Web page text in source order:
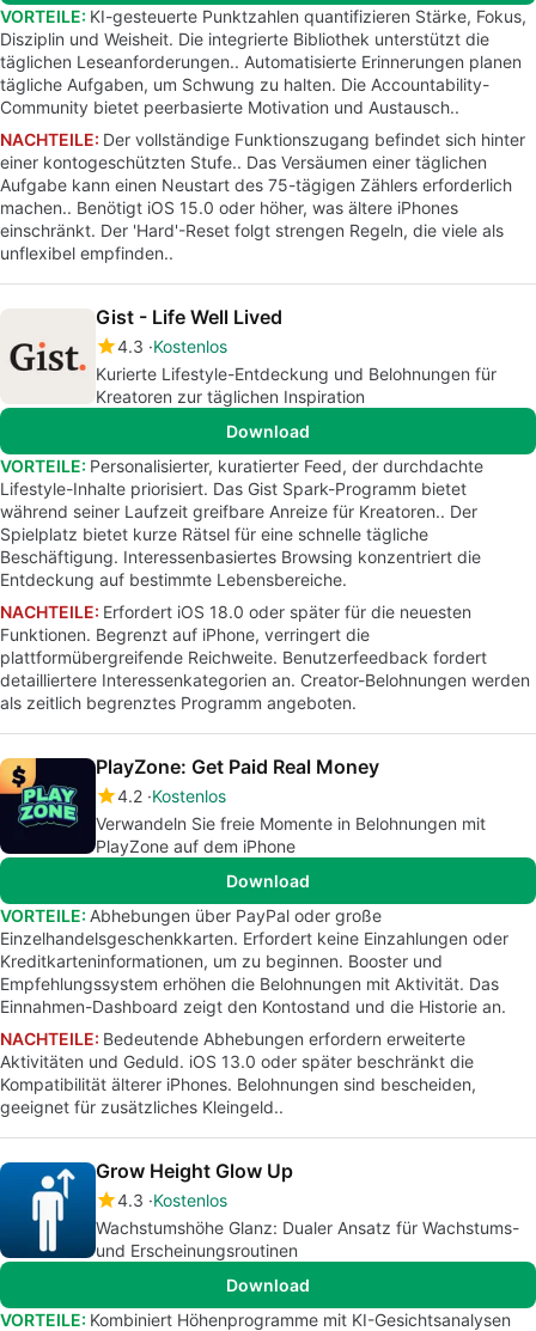
VORTEILE: KI-gesteuerte Punktzahlen quantifizieren Stärke, Fokus,
Disziplin und Weisheit. Die integrierte Bibliothek unterstützt die
täglichen Leseanforderungen.. Automatisierte Erinnerungen planen
tägliche Aufgaben, um Schwung zu halten. Die Accountability-
Community bietet peerbasierte Motivation und Austausch..
NACHTEILE: Der vollständige Funktionszugang befindet sich hinter
einer kontogeschützten Stufe.. Das Versäumen einer täglichen
Aufgabe kann einen Neustart des 75-tägigen Zählers erforderlich
machen.. Benötigt iOS 15.0 oder höher, was ältere iPhones
einschränkt. Der 'Hard'-Reset folgt strengen Regeln, die viele als
unflexibel empfinden..
Gist - Life Well Lived
4.3 Kostenlos
Kurierte Lifestyle-Entdeckung und Belohnungen für
Kreatoren zur täglichen Inspiration
Download
VORTEILE: Personalisierter, kuratierter Feed, der durchdachte
Lifestyle-Inhalte priorisiert. Das Gist Spark-Programm bietet
während seiner Laufzeit greifbare Anreize für Kreatoren.. Der
Spielplatz bietet kurze Rätsel für eine schnelle tägliche
Beschäftigung. Interessenbasiertes Browsing konzentriert die
Entdeckung auf bestimmte Lebensbereiche.
NACHTEILE: Erfordert iOS 18.0 oder später für die neuesten
Funktionen. Begrenzt auf iPhone, verringert die
plattformübergreifende Reichweite. Benutzerfeedback fordert
detailliertere Interessenkategorien an. Creator-Belohnungen werden
als zeitlich begrenztes Programm angeboten.
PlayZone: Get Paid Real Money
4.2 Kostenlos
Verwandeln Sie freie Momente in Belohnungen mit
PlayZone auf dem iPhone
Download
VORTEILE: Abhebungen über PayPal oder große
Einzelhandelsgeschenkkarten. Erfordert keine Einzahlungen oder
Kreditkarteninformationen, um zu beginnen. Booster und
Empfehlungssystem erhöhen die Belohnungen mit Aktivität. Das
Einnahmen-Dashboard zeigt den Kontostand und die Historie an.
NACHTEILE: Bedeutende Abhebungen erfordern erweiterte
Aktivitäten und Geduld. iOS 13.0 oder später beschränkt die
Kompatibilität älterer iPhones. Belohnungen sind bescheiden,
geeignet für zusätzliches Kleingeld..
Grow Height Glow Up
4.3 Kostenlos
Wachstumshöhe Glanz: Dualer Ansatz für Wachstums-
und Erscheinungsroutinen
Download
VORTEILE: Kombiniert Höhenprogramme mit KI-Gesichtsanalysen